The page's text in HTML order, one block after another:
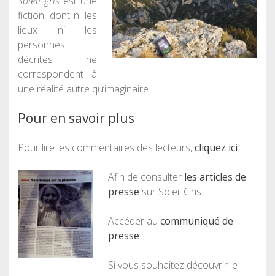
fiction, dont ni les
lieux ni les
personnes
décrites ne
correspondent à
une réalité autre qu’imaginaire.
Pour en savoir plus
Pour lire les commentaires des lecteurs,cliquez ici.
Afin de consulter les articles de
presse sur Soleil Gris.
Accéder au communiqué de
presse.
Si vous souhaitez découvrir le